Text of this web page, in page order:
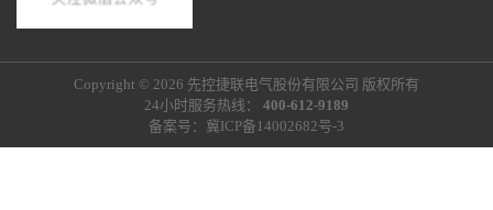
Copyright © 2026 先控捷联电气股份有限公司 版权所有
24小时服务热线： 400-612-9189
备案号： 冀ICP备14002682号-3